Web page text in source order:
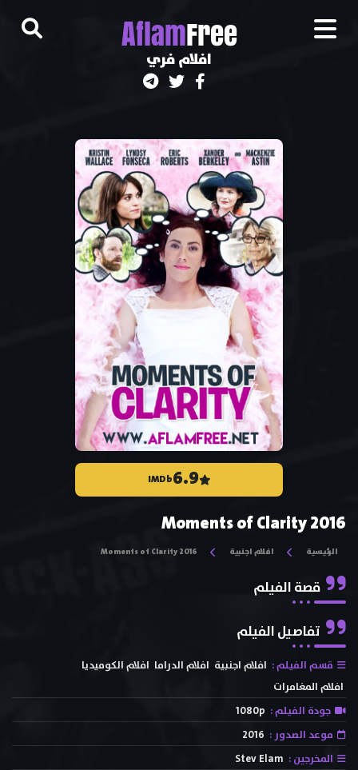
AflamFree
افلام فري
6.9
IMDb
Moments of Clarity 2016
الرئيسية افلام اجنبية Moments of Clarity 2016
قصة الفيلم
تفاصيل الفيلم
قسم الفيلم : افلام اجنبية افلام الدراما افلام الكوميديا
افلام المغامرات
جودة الفيلم : 1080p
موعد الصدور : 2016
المخرجين : Stev Elam